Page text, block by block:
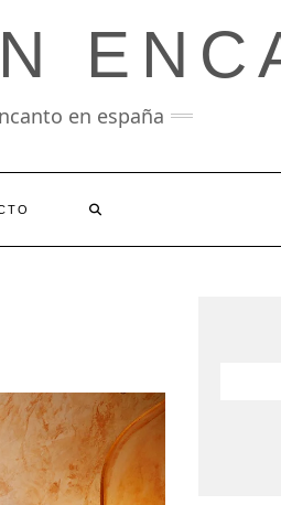
en españa